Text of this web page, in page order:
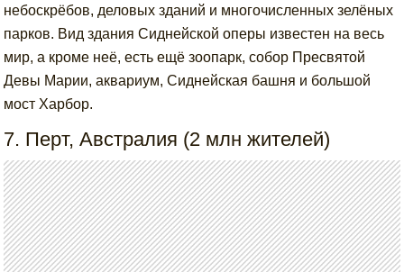
небоскрёбов, деловых зданий и многочисленных зелёных
парков. Вид здания Сиднейской оперы известен на весь
мир, а кроме неё, есть ещё зоопарк, собор Пресвятой
Девы Марии, аквариум, Сиднейская башня и большой
мост Харбор.
7. Перт, Австралия (2 млн жителей)